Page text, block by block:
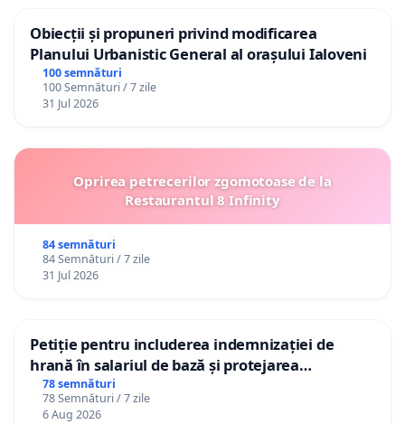
Obiecții și propuneri privind modificarea
Planului Urbanistic General al orașului Ialoveni
100 semnături
100 Semnături / 7 zile
31 Jul 2026
Oprirea petrecerilor zgomotoase de la
Restaurantul 8 Infinity
84 semnături
84 Semnături / 7 zile
31 Jul 2026
Petiție pentru includerea indemnizației de
hrană în salariul de bază și protejarea
gradațiilor de vechime pentru asistenții
personali
78 semnături
78 Semnături / 7 zile
6 Aug 2026